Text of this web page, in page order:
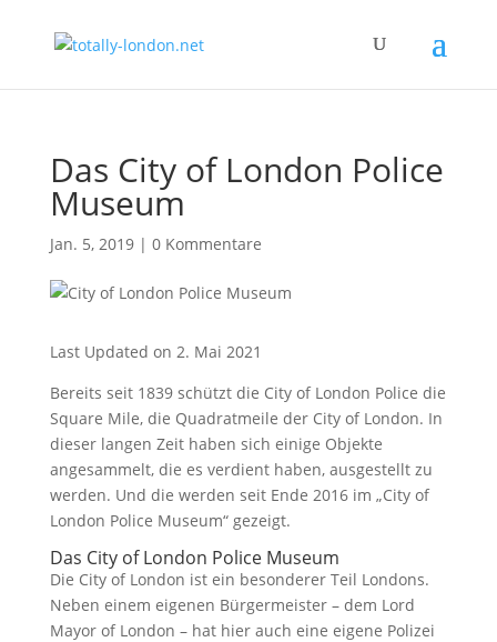
Das City of London Police
Museum
Jan. 5, 2019| 0 Kommentare
Last Updated on 2. Mai 2021
Bereits seit 1839 schützt die City of London Police die
Square Mile, die Quadratmeile der City of London. In
dieser langen Zeit haben sich einige Objekte
angesammelt, die es verdient haben, ausgestellt zu
werden. Und die werden seit Ende 2016 im „City of
London Police Museum“ gezeigt.
Das City of London Police Museum
Die City of London ist ein besonderer Teil Londons.
Neben einem eigenen Bürgermeister – dem Lord
Mayor of London – hat hier auch eine eigene Polizei